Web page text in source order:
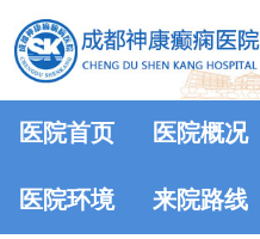
医院首页 医院概况
医院环境 来院路线